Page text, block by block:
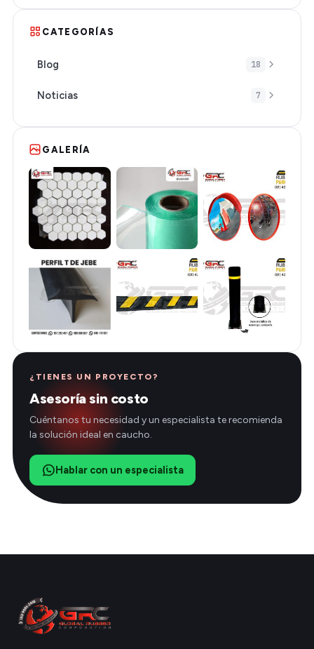
CATEGORÍAS
Blog 18
Noticias 7
GALERÍA
¿TIENES UN PROYECTO?
Asesoría sin costo
Cuéntanos tu necesidad y un especialista te recomienda
la solución ideal en caucho.
Hablar con un especialista